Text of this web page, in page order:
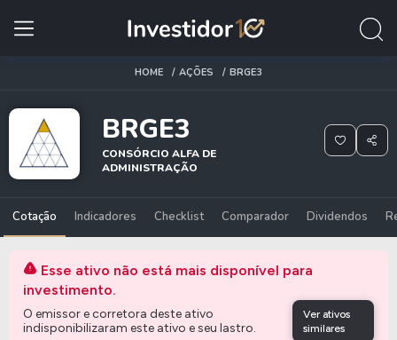
HOME AÇÕES BRGE3
BRGE3
CONSÓRCIO ALFA DE
ADMINISTRAÇÃO
Cotação Indicadores Checklist Comparador Dividendos
Esse ativo não está mais disponível para
investimento.
O emissor e corretora deste ativo
indisponibilizaram este ativo e seu lastro.
Ver ativos
similares